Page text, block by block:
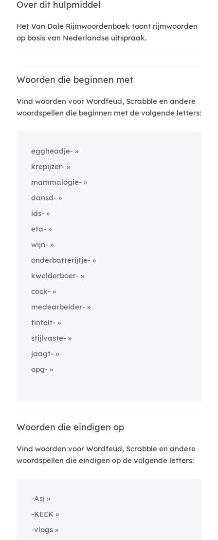
Over dit hulpmiddel
Het Van Dale Rijmwoordenboek toont rijmwoorden
op basis van Nederlandse uitspraak.
Woorden die beginnen met
Vind woorden voor Wordfeud, Scrabble en andere
woordspellen die beginnen met de volgende letters:
eggheadje-
krepijzer-
mammalogie-
dansd-
ids-
eta-
wijn-
onderbatterijtje-
kwelderboer-
cock-
medearbeider-
tintelt-
stijlvaste-
jaagt-
opg-
Woorden die eindigen op
Vind woorden voor Wordfeud, Scrabble en andere
woordspellen die eindigen op de volgende letters:
-Asj
-KEEK
-vlogs